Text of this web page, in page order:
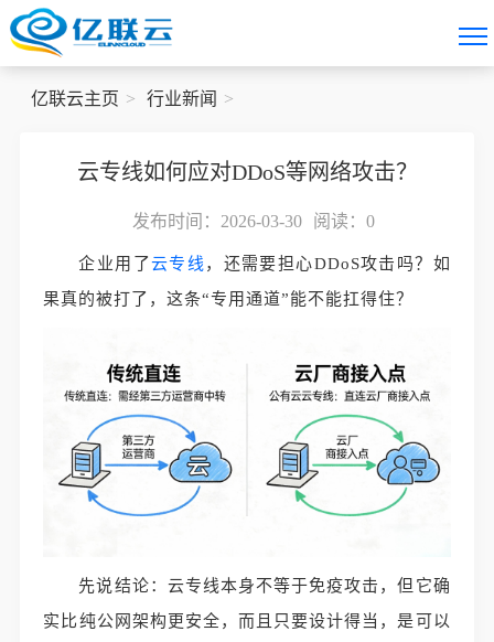
亿联云主页 行业新闻
云专线如何应对DDoS等网络攻击？
发布时间：2026-03-30 阅读： 0
企业用了云专线 ，还需要担心DDoS攻击吗？如
果真的被打了，这条“专用通道”能不能扛得住？
先说结论：云专线本身不等于免疫攻击，但它确
实比纯公网架构更安全，而且只要设计得当，是可以